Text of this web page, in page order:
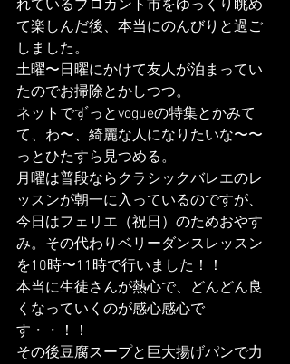
れているブロカント市をゆっくり眺め
て楽しんだ後、本当にのんびりと過ご
しました。
土曜〜日曜にかけて友人が泊まってい
たのでお掃除とかしつつ。
ネットでずっとvogueの特集とかみて
て、わ〜、綺麗な人になりたいな〜〜
っとひたすら見つめる。
月曜は普段ならクラシックバレエのレ
ッスンが朝一に入っているのですが、
今日はフェリエ（祝日）のためおやす
み。その代わりベリーダンスレッスン
を10時〜11時で行いました！！
本当に生徒さんが熱心で、どんどん良
くなっていくのが感心感心で
す・・！！
その後豆腐スープと巨大揚げパンで力